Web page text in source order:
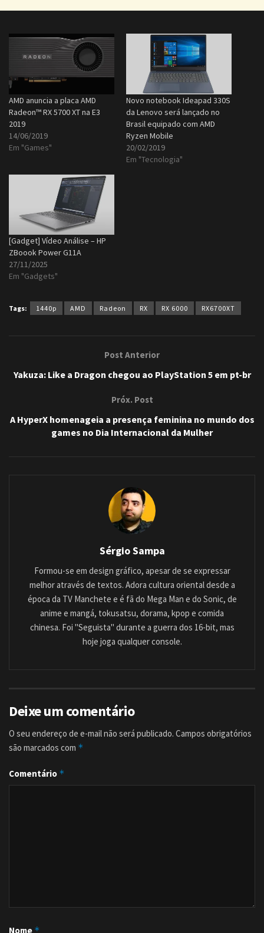
AMD anuncia a placa AMD
Radeon™ RX 5700 XT na E3
2019
14/06/2019
Em "Games"
Novo notebook Ideapad 330S
da Lenovo será lançado no
Brasil equipado com AMD
Ryzen Mobile
20/02/2019
Em "Tecnologia"
[Gadget] Vídeo Análise – HP
ZBoook Power G11A
27/11/2025
Em "Gadgets"
Tags: 1440p AMD Radeon RX RX 6000 RX6700XT
Post Anterior
Yakuza: Like a Dragon chegou ao PlayStation 5 em pt-br
Próx. Post
A HyperX homenageia a presença feminina no mundo dos
games no Dia Internacional da Mulher
Sérgio Sampa
Formou-se em design gráfico, apesar de se expressar
melhor através de textos. Adora cultura oriental desde a
época da TV Manchete e é fã do Mega Man e do Sonic, de
anime e mangá, tokusatsu, dorama, kpop e comida
chinesa. Foi "Seguista" durante a guerra dos 16-bit, mas
hoje joga qualquer console.
Deixe um comentário
O seu endereço de e-mail não será publicado. Campos obrigatórios
são marcados com *
Comentário *
Nome *